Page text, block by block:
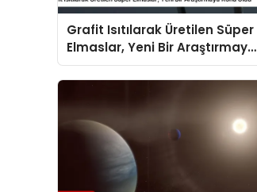
Grafit Isıtılarak Üretilen Süper
Elmaslar, Yeni Bir Araştırmaya
Konu Oldu